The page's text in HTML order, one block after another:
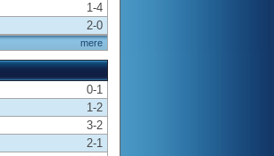
mere
1-4
2-0
0-1
1-2
3-2
2-1